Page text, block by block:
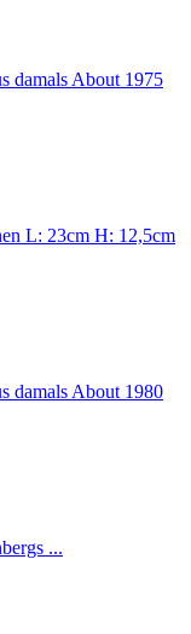
damals About 1975
L: 23cm H: 12,5cm
damals About 1980
...